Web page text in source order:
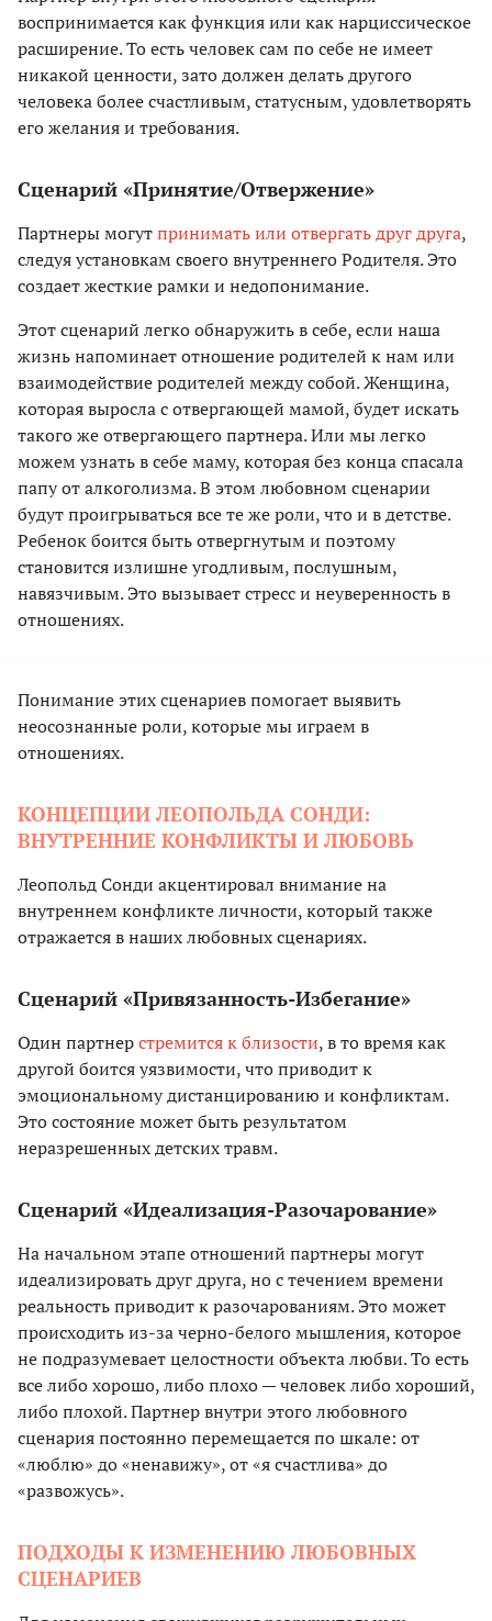
воспринимается как функция или как нарциссическое
расширение. То есть человек сам по себе не имеет
никакой ценности, зато должен делать другого
человека более счастливым, статусным, удовлетворять
его желания и требования.
Сценарий «Принятие/Отвержение»
Партнеры могутпринимать или отвергать друг друга,
следуя установкам своего внутреннего Родителя. Это
создает жесткие рамки и недопонимание.
Этот сценарий легко обнаружить в себе, если наша
жизнь напоминает отношение родителей к нам или
взаимодействие родителей между собой. Женщина,
которая выросла с отвергающей мамой, будет искать
такого же отвергающего партнера. Или мы легко
можем узнать в себе маму, которая без конца спасала
папу от алкоголизма. В этом любовном сценарии
будут проигрываться все те же роли, что и в детстве.
Ребенок боится быть отвергнутым и поэтому
становится излишне угодливым, послушным,
навязчивым. Это вызывает стресс и неуверенность в
отношениях.
Понимание этих сценариев помогает выявить
неосознанные роли, которые мы играем в
отношениях.
КОНЦЕПЦИИ ЛЕОПОЛЬДА СОНДИ:
ВНУТРЕННИЕ КОНФЛИКТЫ И ЛЮБОВЬ
Леопольд Сонди акцентировал внимание на
внутреннем конфликте личности, который также
отражается в наших любовных сценариях.
Сценарий «Привязанность-Избегание»
Один партнерстремится к близости, в то время как
другой боится уязвимости, что приводит к
эмоциональному дистанцированию и конфликтам.
Это состояние может быть результатом
неразрешенных детских травм.
Сценарий «Идеализация-Разочарование»
На начальном этапе отношений партнеры могут
идеализировать друг друга, но с течением времени
реальность приводит к разочарованиям. Это может
происходить из-за черно-белого мышления, которое
не подразумевает целостности объекта любви. То есть
все либо хорошо, либо плохо — человек либо хороший,
либо плохой. Партнер внутри этого любовного
сценария постоянно перемещается по шкале: от
«люблю» до «ненавижу», от «я счастлива» до
«развожусь».
ПОДХОДЫ К ИЗМЕНЕНИЮ ЛЮБОВНЫХ
СЦЕНАРИЕВ